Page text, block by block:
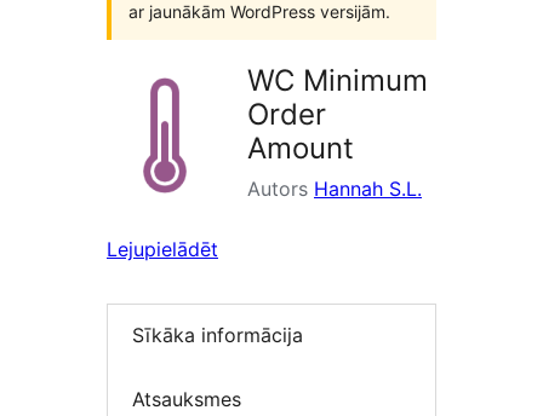
ar jaunākām WordPress versijām.
WC Minimum
Order
Amount
Autors Hannah S.L.
Lejupielādēt
Sīkāka informācija
Atsauksmes